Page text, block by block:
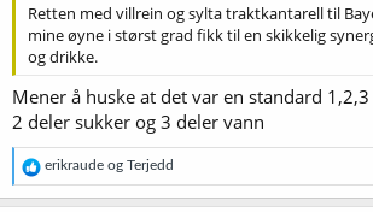
Retten med villrein og sylta traktkantarell til
mine øyne i størst grad fikk til en skikkelig
og drikke.
Mener å huske at det var en standard
2 deler sukker og 3 deler vann
R
e
a
erikraude og Terjedd